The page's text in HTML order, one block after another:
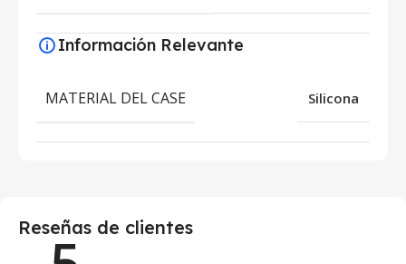
Información Relevante
MATERIAL DEL CASE Silicona
Reseñas de clientes